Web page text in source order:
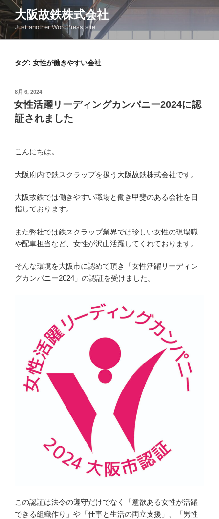
コ
ン
テ
ン
大阪故鉄株式会社
Just another WordPress site
タグ: 女性が働きやすい会社
投
稿
日:
8月 6, 2024
女性活躍リーディングカンパニー2024に認
証されました
こんにちは。
大阪府内で鉄スクラップを扱う大阪故鉄株式会社です。
大阪故鉄では働きやすい職場と働き甲斐のある会社を目
指しております。
また弊社では鉄スクラップ業界では珍しい女性の現場職
や配車担当など、女性が沢山活躍してくれております。
そんな環境を大阪市に認めて頂き「女性活躍リーディン
グカンパニー2024」の認証を受けました。
この認証は法令の遵守だけでなく「意欲ある女性が活躍
できる組織作り」や「仕事と生活の両立支援」、「男性